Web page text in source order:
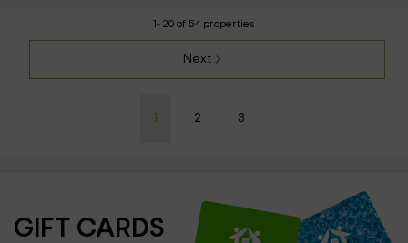
1- 20 of 54 properties
Next
2 3
GIFT CARDS